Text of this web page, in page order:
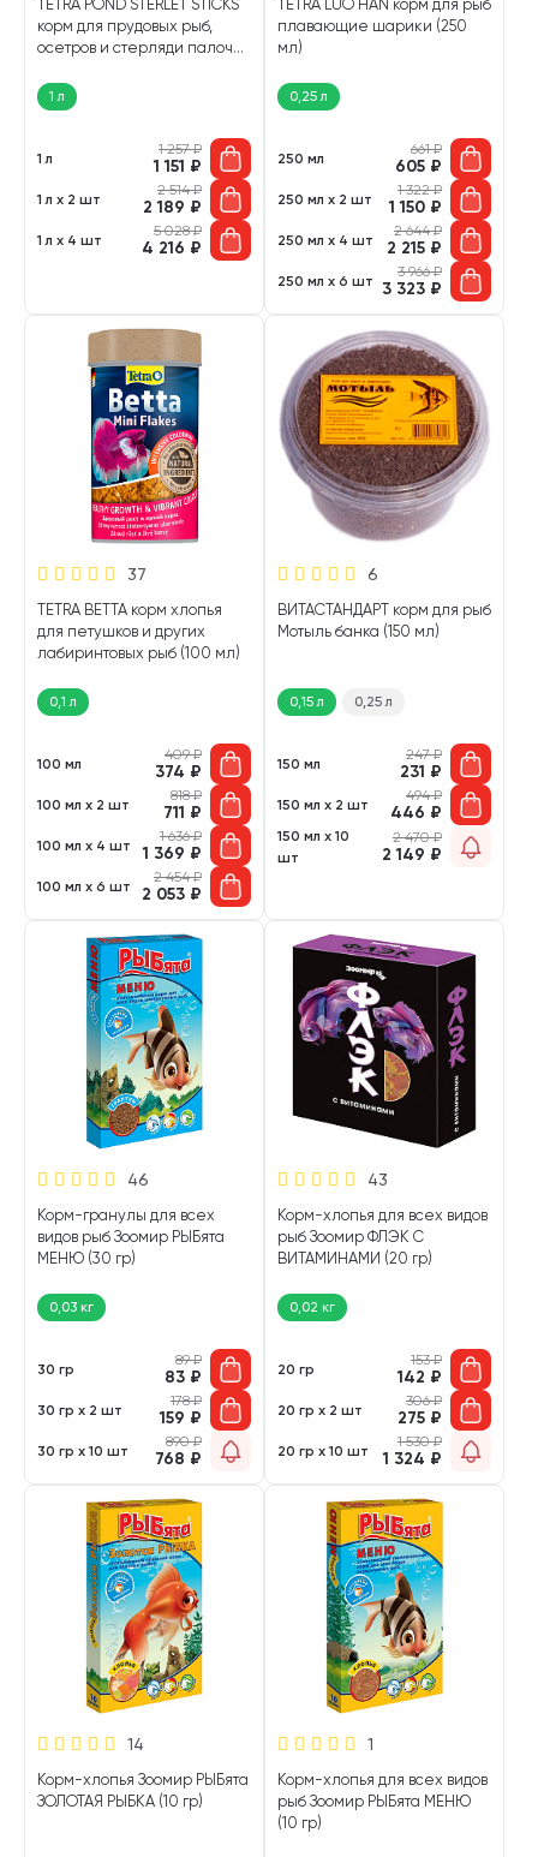
TETRA POND STERLET STICKS
корм для прудовых рыб,
осетров и стерляди палочки
1 л
1 л
1 257₽
1 151 ₽
1 л х 2 шт
2 514₽
2 189 ₽
1 л х 4 шт
5 028₽
4 216 ₽
TETRA LUO HAN корм для рыб
плавающие шарики (250
мл)
0,25 л
250 мл
661₽
605 ₽
250 мл х 2 шт
1 322₽
1 150 ₽
250 мл х 4 шт
2 644₽
2 215 ₽
250 мл х 6 шт
3 966₽
3 323 ₽
37
TETRA BETTA корм хлопья
для петушков и других
лабиринтовых рыб (100 мл)
0,1 л
100 мл
409₽
374 ₽
100 мл х 2 шт
818₽
711 ₽
100 мл х 4 шт
1 636₽
1 369 ₽
100 мл х 6 шт
2 454₽
2 053 ₽
6
ВИТАСТАНДАРТ корм для рыб
Мотыль банка (150 мл)
0,15 л 0,25 л
150 мл
247₽
231 ₽
150 мл х 2 шт
494₽
446 ₽
150 мл х 10
шт
2 470₽
2 149 ₽
46
Корм-гранулы для всех
видов рыб Зоомир РЫБята
МЕНЮ (30 гр)
0,03 кг
30 гр
89₽
83 ₽
30 гр х 2 шт
178₽
159 ₽
30 гр х 10 шт
890₽
768 ₽
43
Корм-хлопья для всех видов
рыб Зоомир ФЛЭК С
ВИТАМИНАМИ (20 гр)
0,02 кг
20 гр
153₽
142 ₽
20 гр х 2 шт
306₽
275 ₽
20 гр х 10 шт
1 530₽
1 324 ₽
14
Корм-хлопья Зоомир РЫБята
ЗОЛОТАЯ РЫБКА (10 гр)
1
Корм-хлопья для всех видов
рыб Зоомир РЫБята МЕНЮ
(10 гр)